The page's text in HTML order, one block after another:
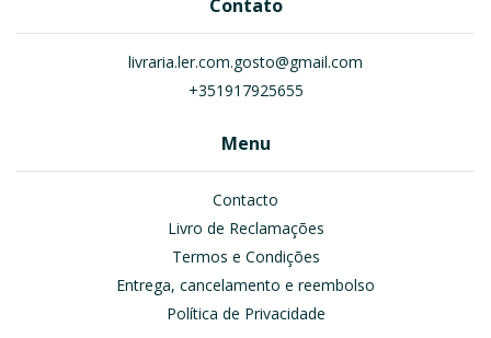
Contato
livraria.ler.com.gosto@gmail.com
+351917925655
Menu
Contacto
Livro de Reclamações
Termos e Condições
Entrega, cancelamento e reembolso
Política de Privacidade